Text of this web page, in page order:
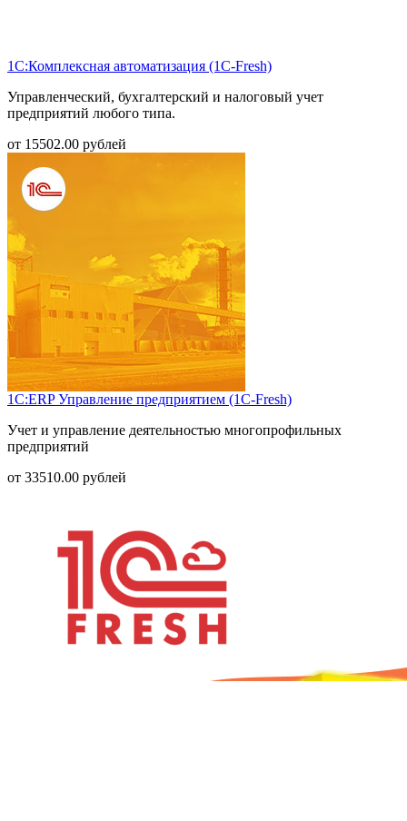
1С:Комплексная автоматизация (1С-Fresh)
Управленческий, бухгалтерский и налоговый учет
предприятий любого типа.
от 15502.00 рублей
1С:ERP Управление предприятием (1С-Fresh)
Учет и управление деятельностью многопрофильных
предприятий
от 33510.00 рублей